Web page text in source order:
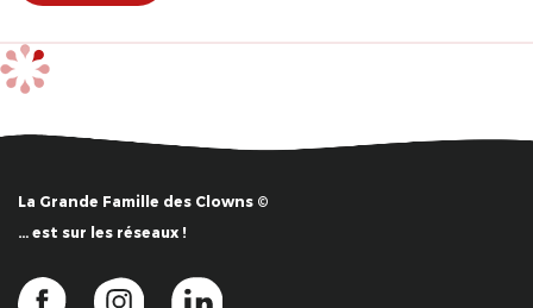
La Grande Famille des Clowns ©
… est sur les réseaux !